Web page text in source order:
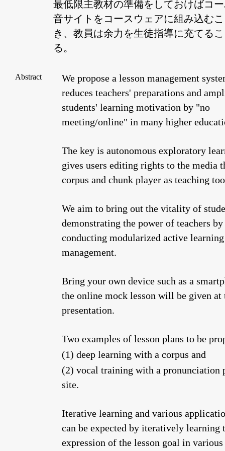
最低限主教材の準備をしておけばコ
音サイトをコースウェアに組み込む
き、教員は余力を生徒指導に充てる
る。
Abstract
We propose a lesson management
reduces teachers' preparations and
students' learning motivation by "no
meeting/online" in many higher
The key is autonomous exploratory
gives users editing rights to the media
corpus and chunk player as teaching
We aim to bring out the vitality of
demonstrating the power of teachers by
conducting modularized active
management.
Bring your own device such as a
the online mock lesson will be given at
presentation.
Two examples of lesson plans to be
(1) deep learning with a corpus and
(2) vocal training with a pronunciation
site.
Iterative learning and various
can be expected by iteratively learning
expression of the lesson goal in various